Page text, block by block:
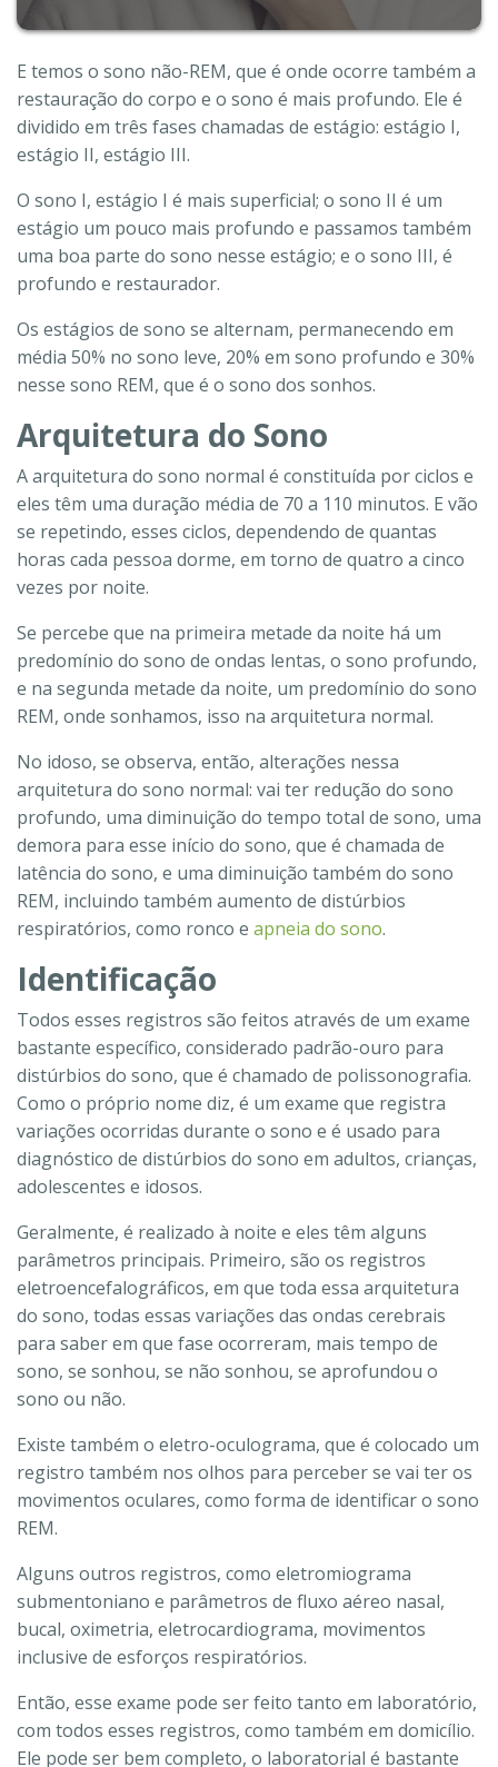
E temos o sono não-REM, que é onde ocorre também a
restauração do corpo e o sono é mais profundo. Ele é
dividido em três fases chamadas de estágio: estágio I,
estágio II, estágio III.
O sono I, estágio I é mais superficial; o sono II é um
estágio um pouco mais profundo e passamos também
uma boa parte do sono nesse estágio; e o sono III, é
profundo e restaurador.
Os estágios de sono se alternam, permanecendo em
média 50% no sono leve, 20% em sono profundo e 30%
nesse sono REM, que é o sono dos sonhos.
Arquitetura do Sono
A arquitetura do sono normal é constituída por ciclos e
eles têm uma duração média de 70 a 110 minutos. E vão
se repetindo, esses ciclos, dependendo de quantas
horas cada pessoa dorme, em torno de quatro a cinco
vezes por noite.
Se percebe que na primeira metade da noite há um
predomínio do sono de ondas lentas, o sono profundo,
e na segunda metade da noite, um predomínio do sono
REM, onde sonhamos, isso na arquitetura normal.
No idoso, se observa, então, alterações nessa
arquitetura do sono normal: vai ter redução do sono
profundo, uma diminuição do tempo total de sono, uma
demora para esse início do sono, que é chamada de
latência do sono, e uma diminuição também do sono
REM, incluindo também aumento de distúrbios
respiratórios, como ronco e apneia do sono.
Identificação
Todos esses registros são feitos através de um exame
bastante específico, considerado padrão-ouro para
distúrbios do sono, que é chamado de polissonografia.
Como o próprio nome diz, é um exame que registra
variações ocorridas durante o sono e é usado para
diagnóstico de distúrbios do sono em adultos, crianças,
adolescentes e idosos.
Geralmente, é realizado à noite e eles têm alguns
parâmetros principais. Primeiro, são os registros
eletroencefalográficos, em que toda essa arquitetura
do sono, todas essas variações das ondas cerebrais
para saber em que fase ocorreram, mais tempo de
sono, se sonhou, se não sonhou, se aprofundou o
sono ou não.
Existe também o eletro-oculograma, que é colocado um
registro também nos olhos para perceber se vai ter os
movimentos oculares, como forma de identificar o sono
REM.
Alguns outros registros, como eletromiograma
submentoniano e parâmetros de fluxo aéreo nasal,
bucal, oximetria, eletrocardiograma, movimentos
inclusive de esforços respiratórios.
Então, esse exame pode ser feito tanto em laboratório,
com todos esses registros, como também em domicílio.
Ele pode ser bem completo, o laboratorial é bastante